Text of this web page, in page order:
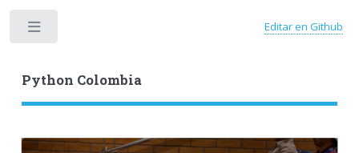
Python Colombia
Editar en Github